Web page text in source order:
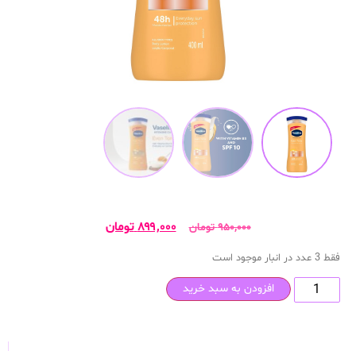
۹۵۰,۰۰۰ تومان ۸۹۹,۰۰۰تومان
فقط 3 عدد در انبار موجود است
افزودن به سبد خرید